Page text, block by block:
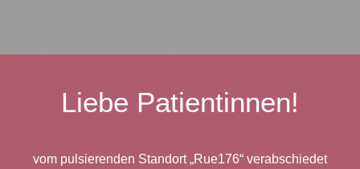
Liebe Patientinnen!
vom pulsierenden Standort „Rue176“ verabschiedet